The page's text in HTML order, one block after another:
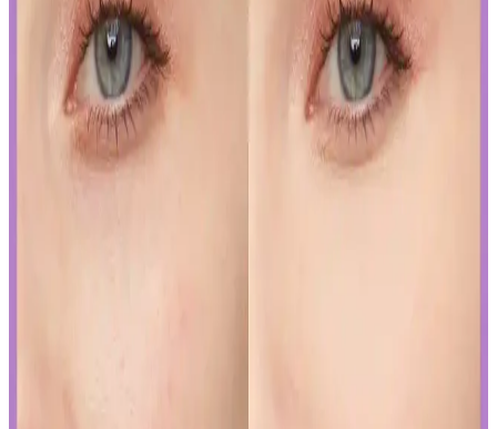
İslak Ruj Uygulama ve Bakım İpuçlarıyla
Mükemmel Dudaklara Ulaşın
İslak rujun güzelliğini ortaya çıkarmak ve kalıcılığını artırmak için
doğru uygulama teknikleri ve bakım önerileri. Dudakların temizliği,
sınır çizimi ve kat kat uygulama ile mükemmel görünüm elde edin.
Japon ve Kore Güzellik Markalarının FDA Güneş